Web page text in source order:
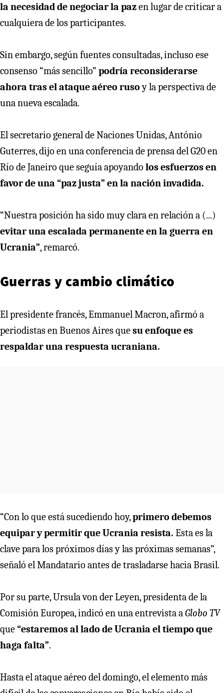
la necesidad de negociar la pazen lugar de criticar a
cualquiera de los participantes.
Sin embargo, según fuentes consultadas, incluso ese
consenso “más sencillo” podría reconsiderarse
ahora tras el ataque aéreo rusoy la perspectiva de
una nueva escalada.
El secretario general de Naciones Unidas, António
Guterres, dijo en una conferencia de prensa del G20 en
Río de Janeiro que seguía apoyando los esfuerzos en
favor de una “paz justa” en la nación invadida.
“Nuestra posición ha sido muy clara en relación a (...)
evitar una escalada permanente en la guerra en
Ucrania”, remarcó.
Guerras y cambio climático
El presidente francés, Emmanuel Macron, afirmó a
periodistas en Buenos Aires quesu enfoque es
respaldar una respuesta ucraniana.
“Con lo que está sucediendo hoy,primero debemos
equipar y permitir que Ucrania resista. Esta es la
clave para los próximos días y las próximas semanas”,
señaló el Mandatario antes de trasladarse hacia Brasil.
Por su parte, Ursula von der Leyen, presidenta de la
Comisión Europea, indicó en una entrevista aGlobo TV
que“estaremos al lado de Ucrania el tiempo que
haga falta”.
Hasta el ataque aéreo del domingo, el elemento más